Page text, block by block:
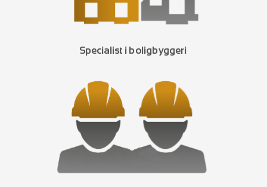
Specialist i boligbyggeri